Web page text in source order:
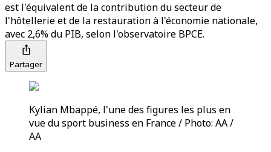
est l'équivalent de la contribution du secteur de
l'hôtellerie et de la restauration à l'économie nationale,
avec 2,6% du PIB, selon l'observatoire BPCE.
Partager
Kylian Mbappé, l'une des figures les plus en
vue du sport business en France / Photo: AA /
AA